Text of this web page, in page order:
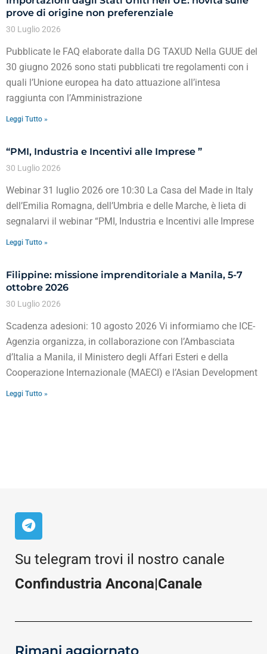
prove di origine non preferenziale
30 Luglio 2026
Pubblicate le FAQ elaborate dalla DG TAXUD Nella GUUE del
30 giugno 2026 sono stati pubblicati tre regolamenti con i
quali l’Unione europea ha dato attuazione all’intesa
raggiunta con l’Amministrazione
Leggi Tutto »
“PMI, Industria e Incentivi alle Imprese ”
30 Luglio 2026
Webinar 31 luglio 2026 ore 10:30 La Casa del Made in Italy
dell’Emilia Romagna, dell’Umbria e delle Marche, è lieta di
segnalarvi il webinar “PMI, Industria e Incentivi alle Imprese
Leggi Tutto »
Filippine: missione imprenditoriale a Manila, 5-7
ottobre 2026
30 Luglio 2026
Scadenza adesioni: 10 agosto 2026 Vi informiamo che ICE-
Agenzia organizza, in collaborazione con l’Ambasciata
d’Italia a Manila, il Ministero degli Affari Esteri e della
Cooperazione Internazionale (MAECI) e l’Asian Development
Leggi Tutto »
Su telegram trovi il nostro canale
Confindustria Ancona|Canale